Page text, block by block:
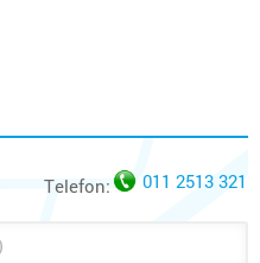
Telefon: 011 2513 321